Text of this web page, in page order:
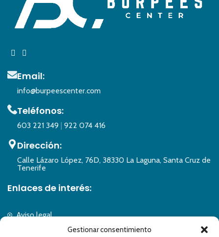
Gestionar consentimiento
Email:
info@burpeescenter.com
Teléfonos:
603 221 349 922 074 416
Dirección:
Calle Lázaro López, 76D, 38330 La Laguna, Santa Cruz de
Tenerife
Enlaces de interés:
Aviso legal
Política de privacidad